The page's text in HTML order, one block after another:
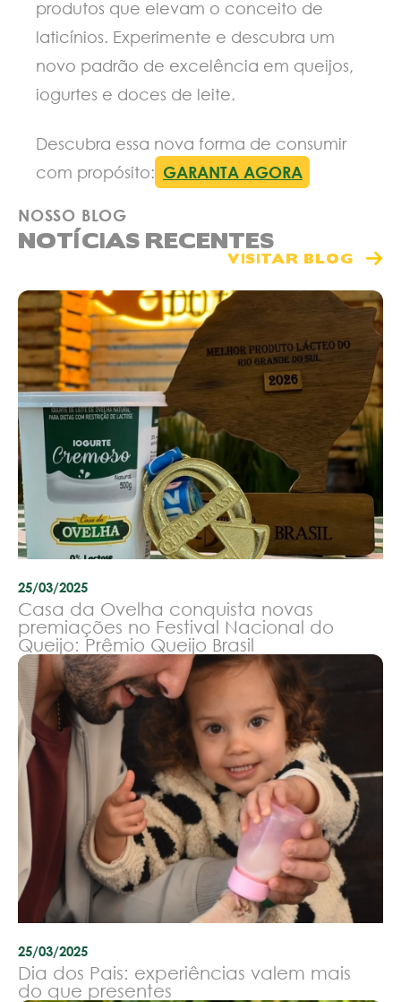
produtos que elevam o conceito de
laticínios. Experimente e descubra um
novo padrão de excelência em queijos,
iogurtes e doces de leite.
Descubra essa nova forma de consumir
com propósito: GARANTA AGORA
NOSSO BLOG
NOTÍCIAS RECENTES
VISITAR BLOG
25/03/2025
Casa da Ovelha conquista novas
premiações no Festival Nacional do
Queijo: Prêmio Queijo Brasil
25/03/2025
Dia dos Pais: experiências valem mais
do que presentes